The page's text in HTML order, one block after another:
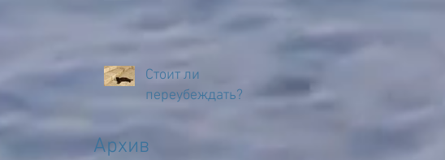
Стоит ли
переубеждать?
Архив